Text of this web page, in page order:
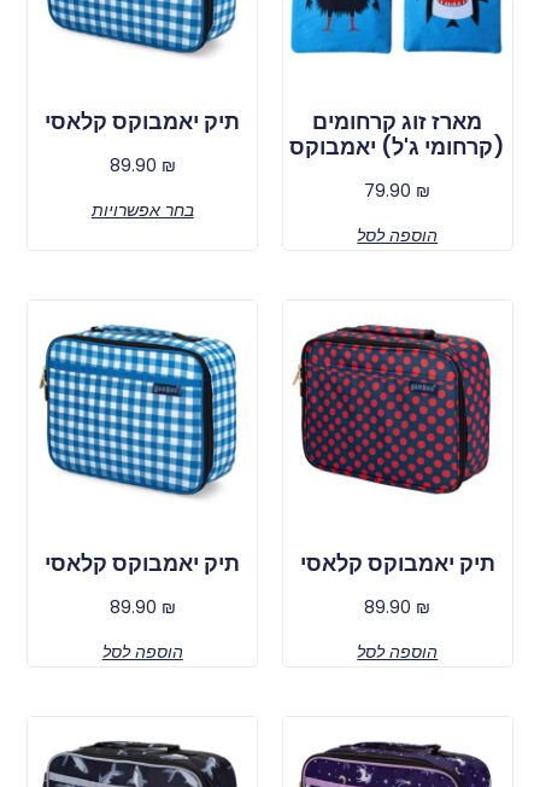
מארז זוג קרחומים
(קרחומי ג'ל) יאמבוקס
79.90 ₪
הוספה לסל
תיק יאמבוקס קלאסי
89.90 ₪
בחר אפשרויות
תיק יאמבוקס קלאסי
89.90 ₪
הוספה לסל
תיק יאמבוקס קלאסי
89.90 ₪
הוספה לסל